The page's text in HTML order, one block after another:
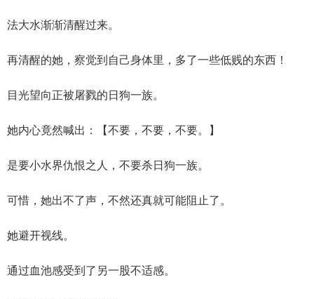
法大水渐渐清醒过来。
再清醒的她，察觉到自己身体里，多了一些低贱的东西！
目光望向正被屠戮的日狗一族。
她内心竟然喊出：【不要，不要，不要。】
是要小水界仇恨之人，不要杀日狗一族。
可惜，她出不了声，不然还真就可能阻止了。
她避开视线。
通过血池感受到了另一股不适感。